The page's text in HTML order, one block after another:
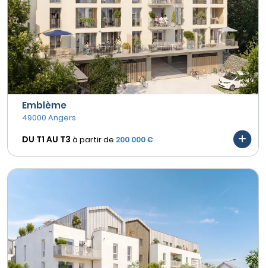
Emblème
49000 Angers
DU T1 AU T3 à partir de 200 000 €